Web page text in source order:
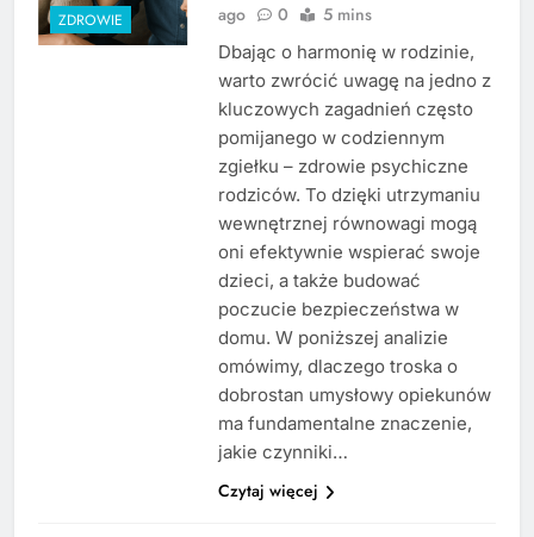
ZDROWIE
ago
0 5 mins
Dbając o harmonię w rodzinie,
warto zwrócić uwagę na jedno z
kluczowych zagadnień często
pomijanego w codziennym
zgiełku – zdrowie psychiczne
rodziców. To dzięki utrzymaniu
wewnętrznej równowagi mogą
oni efektywnie wspierać swoje
dzieci, a także budować
poczucie bezpieczeństwa w
domu. W poniższej analizie
omówimy, dlaczego troska o
dobrostan umysłowy opiekunów
ma fundamentalne znaczenie,
jakie czynniki…
Czytaj więcej